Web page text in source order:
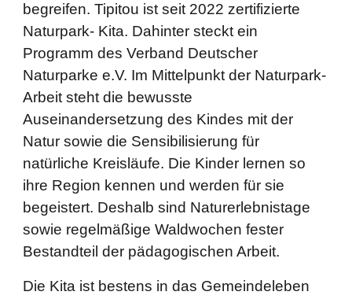
begreifen. Tipitou ist seit 2022 zertifizierte
Naturpark- Kita. Dahinter steckt ein
Programm des Verband Deutscher
Naturparke e.V. Im Mittelpunkt der Naturpark-
Arbeit steht die bewusste
Auseinandersetzung des Kindes mit der
Natur sowie die Sensibilisierung für
natürliche Kreisläufe. Die Kinder lernen so
ihre Region kennen und werden für sie
begeistert. Deshalb sind Naturerlebnistage
sowie regelmäßige Waldwochen fester
Bestandteil der pädagogischen Arbeit.
Die Kita ist bestens in das Gemeindeleben